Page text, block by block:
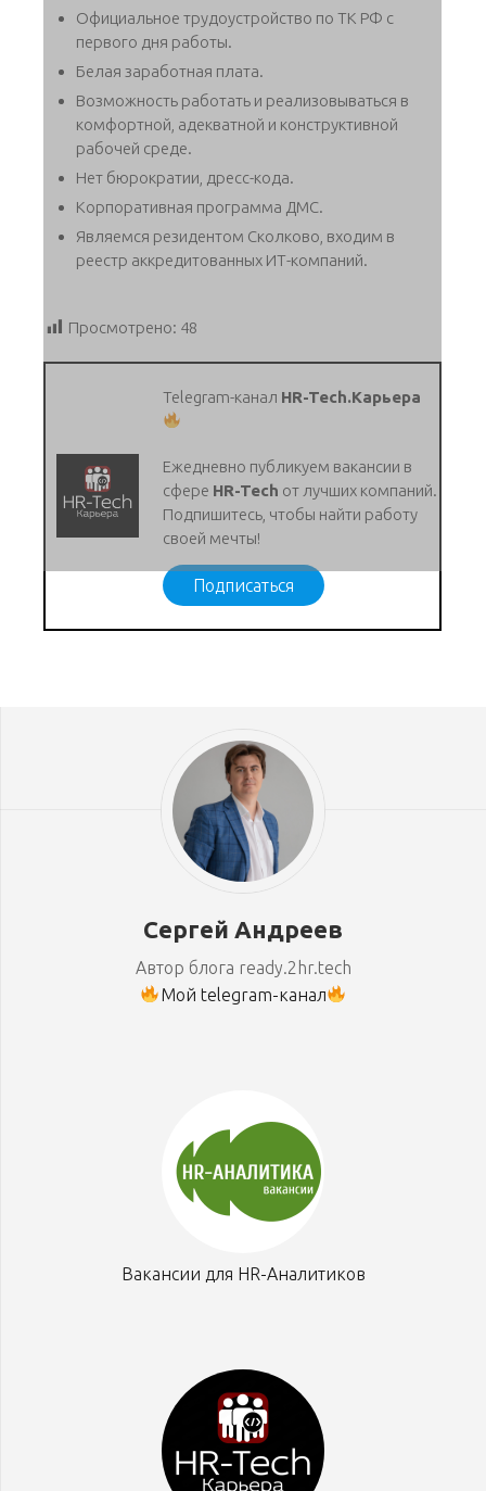
Официальное трудоустройство по ТК РФ с
первого дня работы.
Белая заработная плата.
Возможность работать и реализовываться в
комфортной, адекватной и конструктивной
рабочей среде.
Нет бюрократии, дресс-кода.
Корпоративная программа ДМС.
Являемся резидентом Сколково, входим в
реестр аккредитованных ИТ-компаний.
Просмотрено: 48
Telegram-канал HR-Tech.Карьера
Ежедневно публикуем вакансии в
сфере HR-Tech от лучших компаний.
Подпишитесь, чтобы найти работу
своей мечты!
Подписаться
Сергей Андреев
Автор блога ready.2hr.tech
Мой telegram-канал
Вакансии для HR-Аналитиков